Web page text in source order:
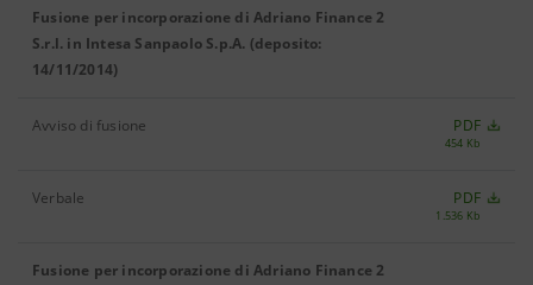
Fusione per incorporazione di Adriano Finance 2
S.r.l. in Intesa Sanpaolo S.p.A. (deposito:
14/11/2014)
Avviso di fusione PDF
454 Kb
Verbale PDF
1.536 Kb
Fusione per incorporazione di Adriano Finance 2